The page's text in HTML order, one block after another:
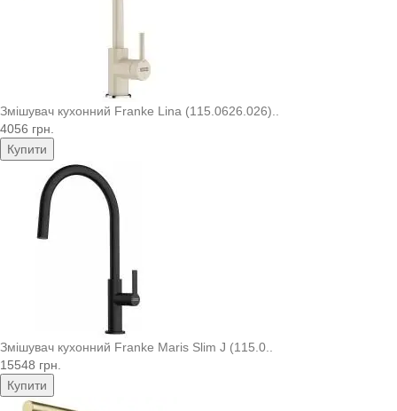
Змішувач кухонний Franke Lina (115.0626.026)..
4056 грн.
Купити
Змішувач кухонний Franke Maris Slim J (115.0..
15548 грн.
Купити